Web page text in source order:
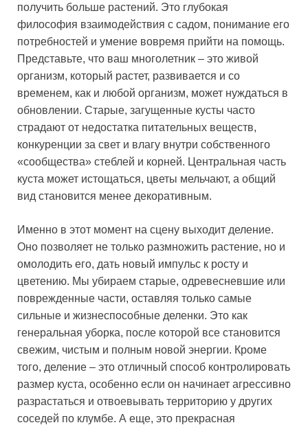
получить больше растений. Это глубокая
философия взаимодействия с садом, понимание его
потребностей и умение вовремя прийти на помощь.
Представьте, что ваш многолетник – это живой
организм, который растет, развивается и со
временем, как и любой организм, может нуждаться в
обновлении. Старые, загущенные кусты часто
страдают от недостатка питательных веществ,
конкуренции за свет и влагу внутри собственного
«сообщества» стеблей и корней. Центральная часть
куста может истощаться, цветы мельчают, а общий
вид становится менее декоративным.
Именно в этот момент на сцену выходит деление.
Оно позволяет не только размножить растение, но и
омолодить его, дать новый импульс к росту и
цветению. Мы убираем старые, одревесневшие или
поврежденные части, оставляя только самые
сильные и жизнеспособные деленки. Это как
генеральная уборка, после которой все становится
свежим, чистым и полным новой энергии. Кроме
того, деление – это отличный способ контролировать
размер куста, особенно если он начинает агрессивно
разрастаться и отвоевывать территорию у других
соседей по клумбе. А еще, это прекрасная